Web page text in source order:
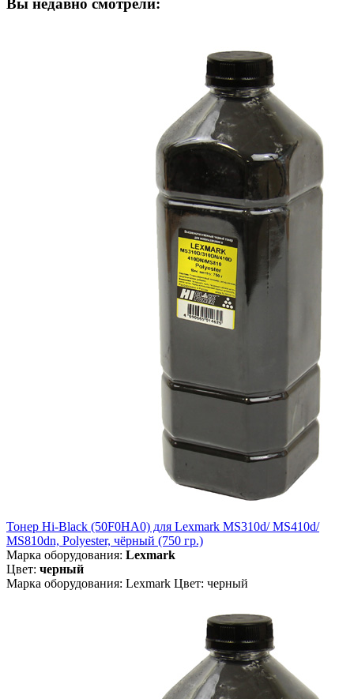
Вы недавно смотрели:
Тонер Hi-Black (50F0HA0) для Lexmark MS310d/ MS410d/
MS810dn, Polyester, чёрный (750 гр.)
Марка оборудования: Lexmark
Цвет: черный
Марка оборудования: Lexmark Цвет: черный